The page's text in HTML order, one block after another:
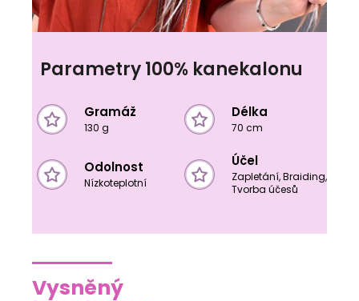
Parametry 100% kanekalonu
Gramáž
130 g
Délka
70 cm
Odolnost
Nízkoteplotní
Účel
Zapletání, Braiding,
Tvorba účesů
Vysněný